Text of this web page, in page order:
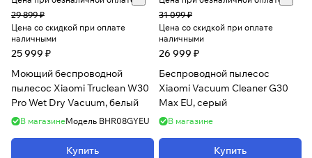
29 899 ₽
Цена со скидкой при оплате
наличными
25 999 ₽
Моющий беспроводной
пылесос Xiaomi Truclean W30
Pro Wet Dry Vacuum, белый
В магазинеМодель BHR08GYEU
Купить
31 099 ₽
Цена со скидкой при оплате
наличными
26 999 ₽
Беспроводной пылесос
Xiaomi Vacuum Cleaner G30
Max EU, серый
В магазине
Купить